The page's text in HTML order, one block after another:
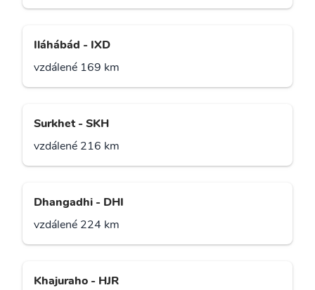
Iláhábád - IXD
vzdálené 169 km
Surkhet - SKH
vzdálené 216 km
Dhangadhi - DHI
vzdálené 224 km
Khajuraho - HJR